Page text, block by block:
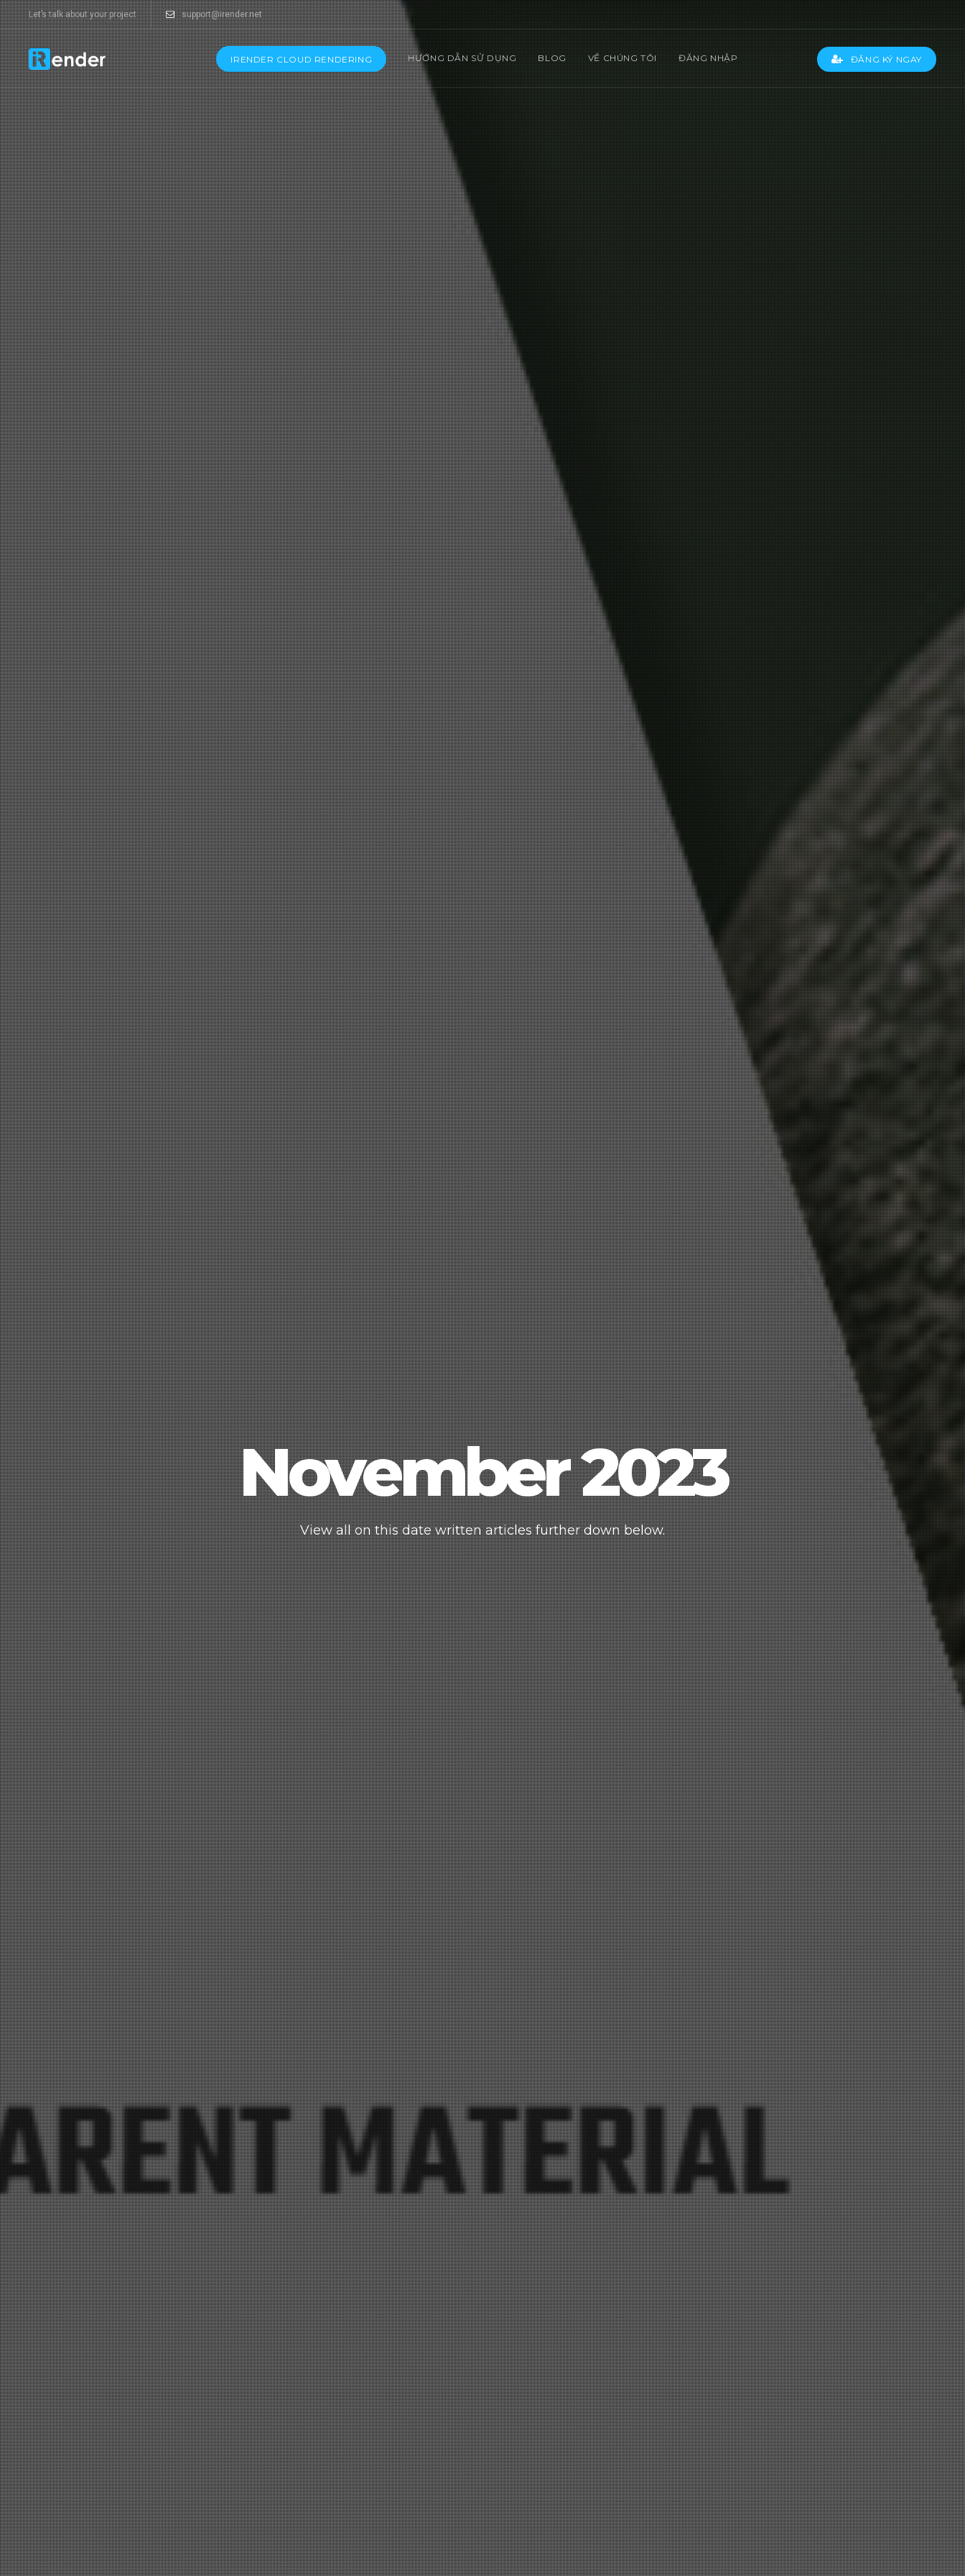
Let’s talk about your project support@irender.net
IRENDER CLOUD RENDERING HƯỚNG DẪN SỬ DỤNG BLOG VỀ CHÚNG TÔI ĐĂNG NHẬP ĐĂNG KÝ NGAY
November 2023
View all on this date written articles further down below.